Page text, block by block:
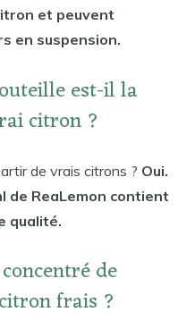
et peuvent
en suspension.
est-il la
citron ?
de vrais citrons ? Oui.
de ReaLemon contient
qualité.
de
frais ?